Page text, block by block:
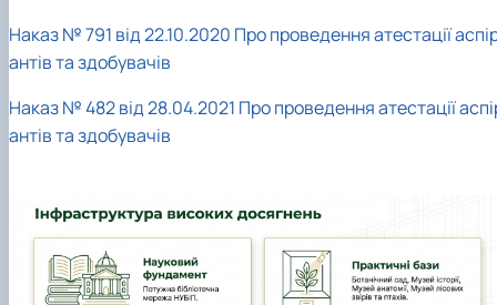
Наказ № 791 від 22.10.2020 Про проведення атестації
антів та здобувачів
Наказ № 482 від 28.04.2021 Про проведення атестації
антів та здобувачів